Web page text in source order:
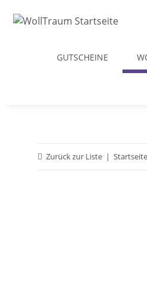
GUTSCHEINE
Zurück zur Liste Startseite